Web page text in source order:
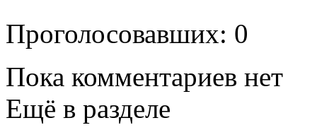
Проголосовавших: 0
Пока комментариев нет
Ещё в разделе